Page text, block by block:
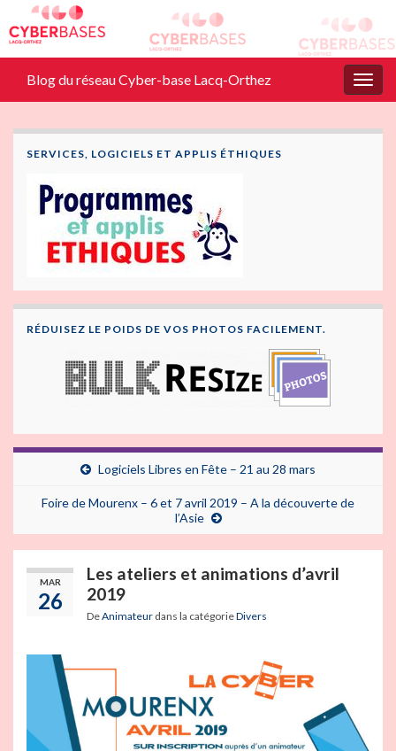
Blog du réseau Cyber-base Lacq-Orthez
SERVICES, LOGICIELS ET APPLIS ÉTHIQUES
RÉDUISEZ LE POIDS DE VOS PHOTOS FACILEMENT.
Logiciels Libres en Fête – 21 au 28 mars
Foire de Mourenx – 6 et 7 avril 2019 – A la découverte de
l’Asie
MAR
26
Les ateliers et animations d’avril
2019
DeAnimateur dans la catégorieDivers